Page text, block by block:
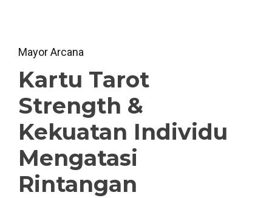
Mayor Arcana
Kartu Tarot
Strength &
Kekuatan Individu
Mengatasi
Rintangan